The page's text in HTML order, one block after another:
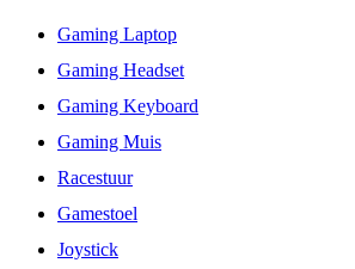
Gaming Laptop
Gaming Headset
Gaming Keyboard
Gaming Muis
Racestuur
Gamestoel
Joystick